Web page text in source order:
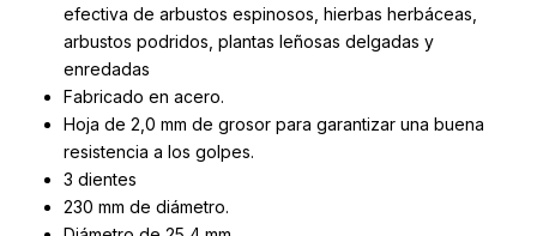
efectiva de arbustos espinosos, hierbas herbáceas,
arbustos podridos, plantas leñosas delgadas y
enredadas
Fabricado en acero.
Hoja de 2,0 mm de grosor para garantizar una buena
resistencia a los golpes.
3 dientes
230 mm de diámetro.